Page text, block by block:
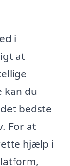
i
at
kan du
bedste
For at
hjælp i